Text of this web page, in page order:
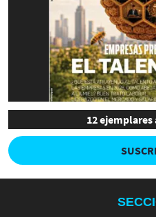
12 ejemplares